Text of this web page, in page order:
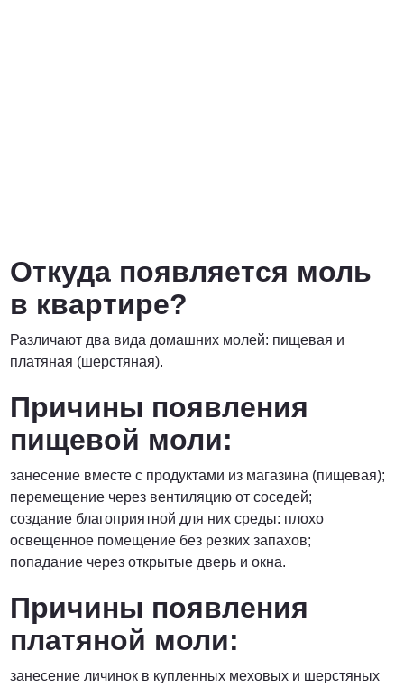
Откуда появляется моль
в квартире?
Различают два вида домашних молей: пищевая и
платяная (шерстяная).
Причины появления
пищевой моли:
занесение вместе с продуктами из магазина (пищевая);
перемещение через вентиляцию от соседей;
создание благоприятной для них среды: плохо
освещенное помещение без резких запахов;
попадание через открытые дверь и окна.
Причины появления
платяной моли:
занесение личинок в купленных меховых и шерстяных